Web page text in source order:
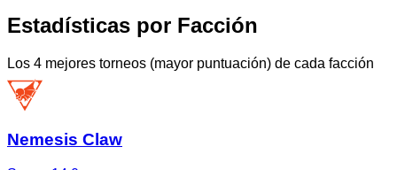
Estadísticas por Facción
Los 4 mejores torneos (mayor puntuación) de cada facción
Nemesis Claw